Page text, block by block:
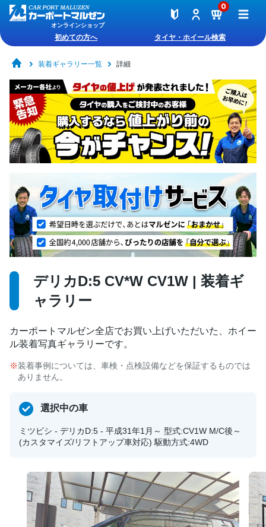
オンラインショップ
0
初めての方へ タイヤ・ホイール検索
装着ギャラリー一覧 詳細
デリカD:5 CV*W CV1W | 装着ギ
ャラリー
カーポートマルゼン全店でお買い上げいただいた、ホイー
ル装着写真ギャラリーです。
装着事例については、車検・点検設備などを保証するものでは
ありません。
選択中の車
ミツビシ - デリカD:5 - 平成31年1月～ 型式:CV1W M/C後～
(カスタマイズ/リフトアップ車対応) 駆動方式:4WD